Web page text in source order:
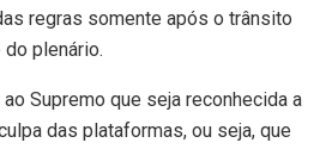
regras somente após o trânsito
plenário.
Supremo que seja reconhecida a
das plataformas, ou seja, que